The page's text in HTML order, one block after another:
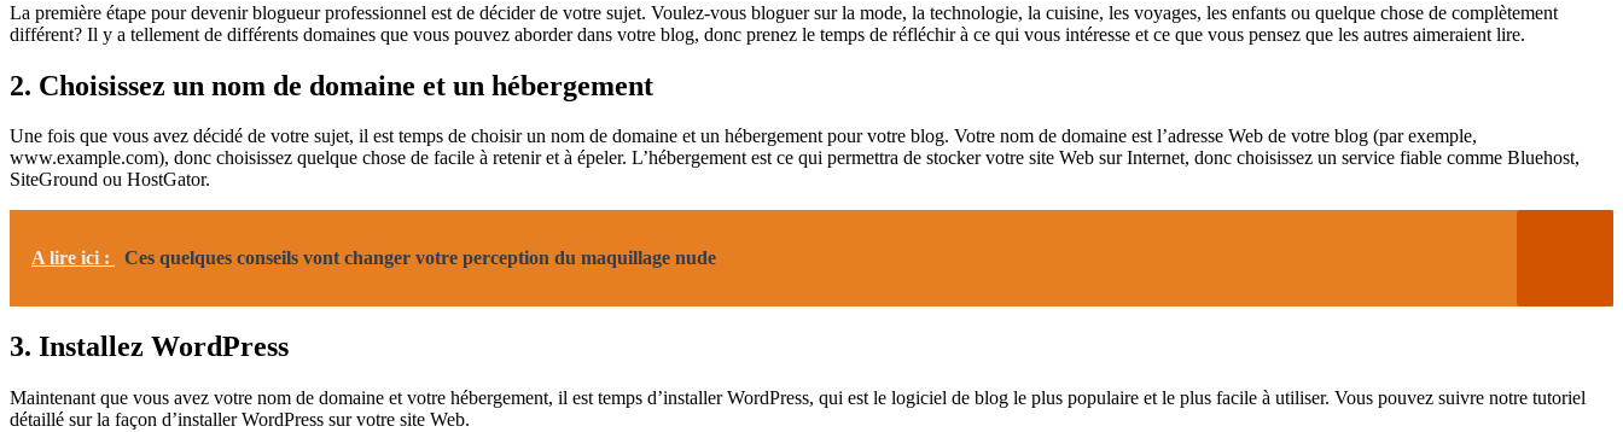
La première étape pour devenir blogueur professionnel est de décider de votre sujet. Voulez-vous bloguer sur la mode, la technologie, la cuisine, les voyages, les enfants ou quelque chose de complètement
différent? Il y a tellement de différents domaines que vous pouvez aborder dans votre blog, donc prenez le temps de réfléchir à ce qui vous intéresse et ce que vous pensez que les autres aimeraient lire.
2. Choisissez un nom de domaine et un hébergement
Une fois que vous avez décidé de votre sujet, il est temps de choisir un nom de domaine et un hébergement pour votre blog. Votre nom de domaine est l’adresse Web de votre blog (par exemple,
www.example.com), donc choisissez quelque chose de facile à retenir et à épeler. L’hébergement est ce qui permettra de stocker votre site Web sur Internet, donc choisissez un service fiable comme Bluehost,
SiteGround ou HostGator.
A lire ici : Ces quelques conseils vont changer votre perception du maquillage nude
3. Installez WordPress
Maintenant que vous avez votre nom de domaine et votre hébergement, il est temps d’installer WordPress, qui est le logiciel de blog le plus populaire et le plus facile à utiliser. Vous pouvez suivre notre tutoriel
détaillé sur la façon d’installer WordPress sur votre site Web.